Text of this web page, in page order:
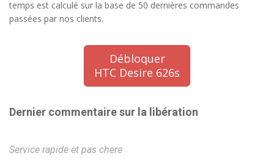
temps est calculé sur la base de 50 dernières commandes
passées par nos clients.
Débloquer
HTC Desire 626s
Dernier commentaire sur la libération
Service rapide et pas chere